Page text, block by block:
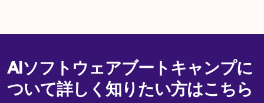
AIソフトウェアブートキャンプに
ついて詳しく知りたい方はこちら